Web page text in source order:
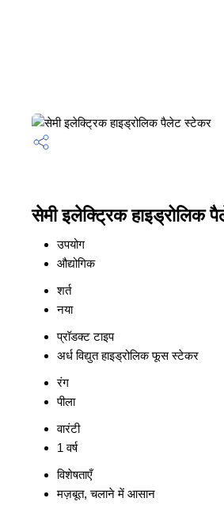
सेमी इलेक्ट्रिक हाइड्रोलिक
उपयोग
औद्योगिक
शर्त
नया
प्रॉडक्ट टाइप
अर्ध विद्युत हाइड्रोलिक फूस स्टेकर
रंग
पीला
वारंटी
1 वर्ष
विशेषताएँ
मज़बूत, चलाने में आसान